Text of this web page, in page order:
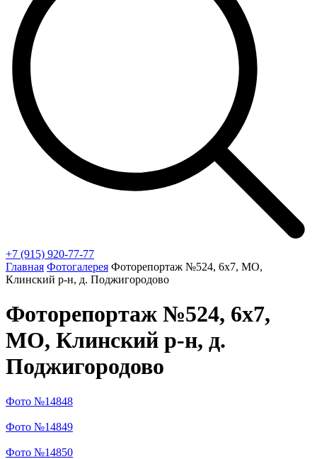
+7 (915) 920-77-77
Главная Фотогалерея Фоторепортаж №524, 6х7, МО,
Клинский р-н, д. Поджигородово
Фоторепортаж №524, 6х7,
МО, Клинский р-н, д.
Поджигородово
Фото №14848
Фото №14849
Фото №14850